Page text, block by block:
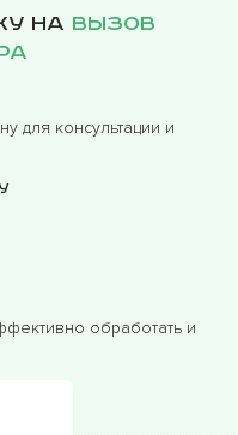
на вызов
для консультации и
обработать и